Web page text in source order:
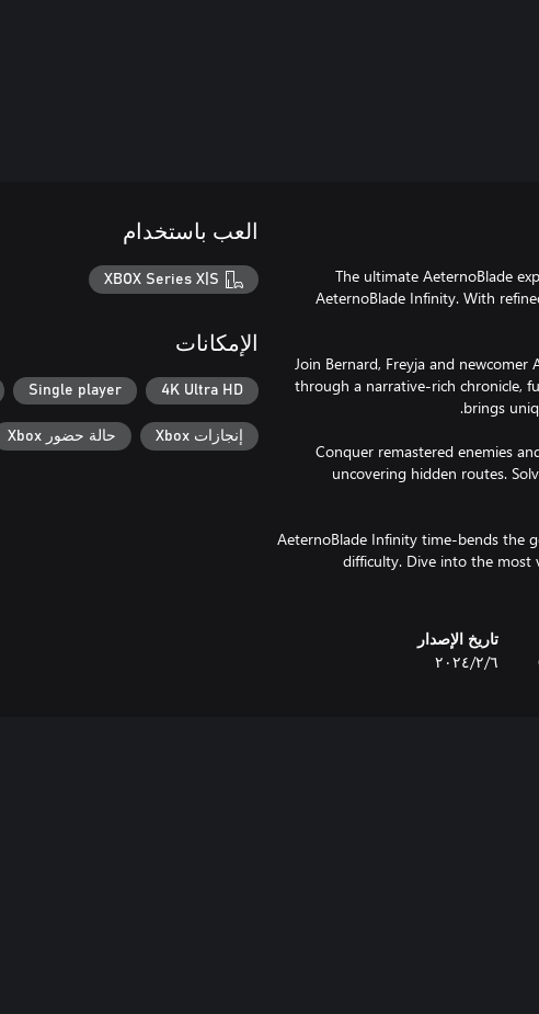
The ultimate AeternoBlade
AeternoBlade Infinity. With
Join Bernard, Freyja and
through a narrative-rich chronicle,
Conquer remastered enemies
uncovering hidden routes.
AeternoBlade Infinity time-bends the
difficulty. Dive into the most
تاريخ الإصدار
٦‏/٢‏/٢٠٢٤
العب باستخدام
XBOX Series X|S
الإمكانات
4K Ultra HD
Single player
إنجازات Xbox حالة حضور Xbox